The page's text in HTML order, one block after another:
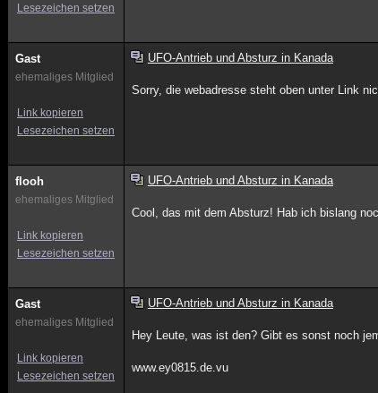
Lesezeichen setzen
Gast
ehemaliges Mitglied
Link kopieren
Lesezeichen setzen
UFO-Antrieb und Absturz in Kanada
Sorry, die webadresse steht oben unter Link
flooh
ehemaliges Mitglied
Link kopieren
Lesezeichen setzen
UFO-Antrieb und Absturz in Kanada
Cool, das mit dem Absturz! Hab ich bislang
Gast
ehemaliges Mitglied
Link kopieren
Lesezeichen setzen
UFO-Antrieb und Absturz in Kanada
Hey Leute, was ist den? Gibt es sonst noch
www.ey0815.de.vu